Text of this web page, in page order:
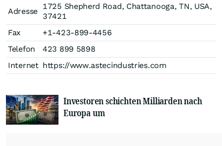
Adresse
1725 Shepherd Road, Chattanooga, TN, USA,
37421
Fax
+1-423-899-4456
Telefon
423 899 5898
Internet https://www.astecindustries.com
Investoren schichten Milliarden nach
Europa um